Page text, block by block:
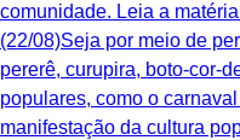
comunidade. Leia a
(22/08)Seja por meio de
pererê, curupira, boto-cor-
populares, como o
manifestação da cultura